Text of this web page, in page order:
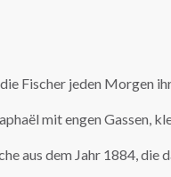
Fischer jeden Morgen
mit engen Gassen,
aus dem Jahr 1884, die